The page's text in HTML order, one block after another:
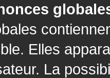
Elles
La